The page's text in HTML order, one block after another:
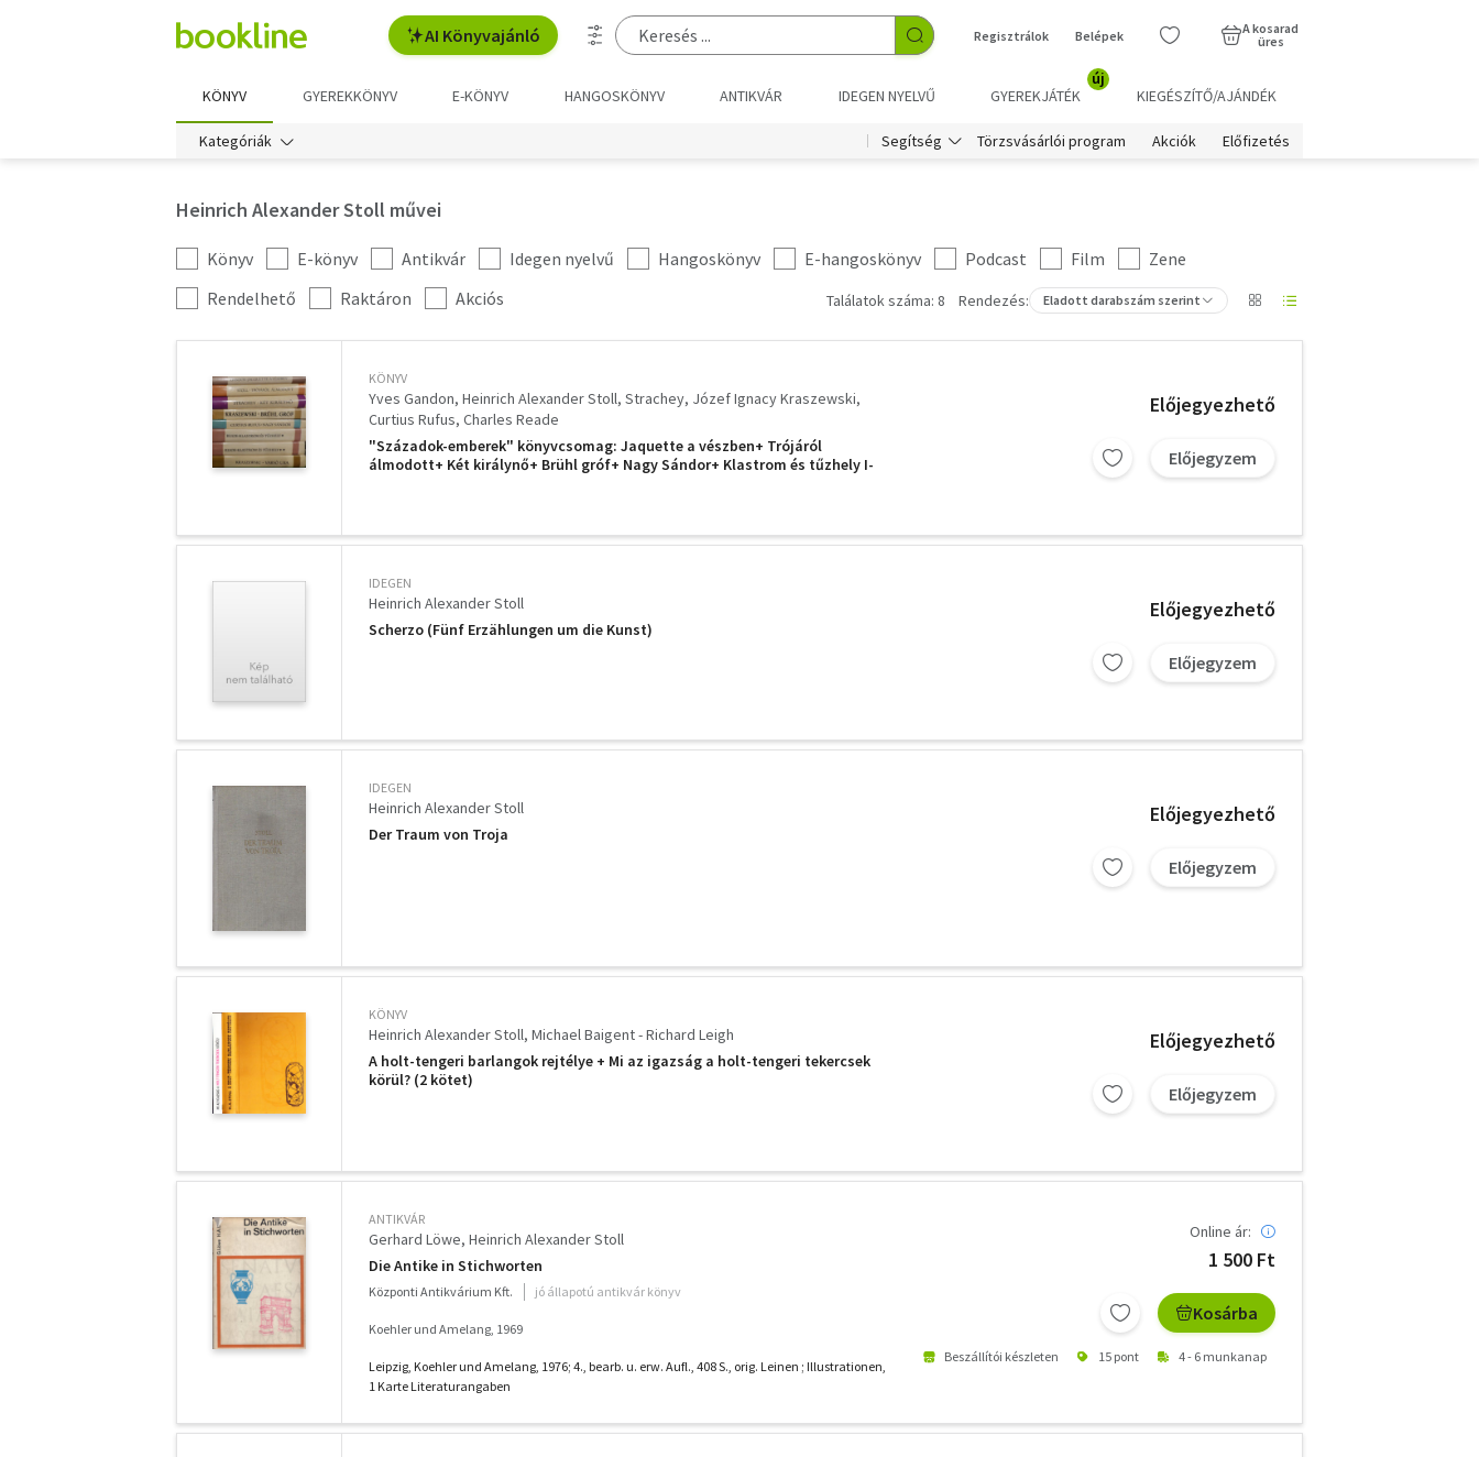
AI Könyvajánló Regisztrálok Belépek
A kosarad
üres
KÖNYV GYEREKKÖNYV E-KÖNYV HANGOSKÖNYV ANTIKVÁR IDEGEN NYELVŰ GYEREKJÁTÉK
új
KIEGÉSZÍTŐ/AJÁNDÉK
Kategóriák Segítség Törzsvásárlói program Akciók Előfizetés
Heinrich Alexander Stoll művei
Kategória
szűrés
Könyv E-könyv Antikvár Idegen nyelvű Hangoskönyv E-hangoskönyv Podcast Film
Zene
További
szűrők
Rendelhető Raktáron Akciós Találatok száma: 8 Rendezés: Eladott darabszám szerint
KÖNYV
Yves Gandon Heinrich Alexander Stoll Strachey Józef Ignacy Kraszewski
Curtius Rufus Charles Reade
"Századok-emberek" könyvcsomag: Jaquette a vészben+ Trójáról
álmodott+ Két királynő+ Brühl gróf+ Nagy Sándor+ Klastrom és tűzhely I-
Előjegyezhető
Előjegyzem
IDEGEN
Heinrich Alexander Stoll
Scherzo (Fünf Erzählungen um die Kunst)
Előjegyezhető
Előjegyzem
IDEGEN
Heinrich Alexander Stoll
Der Traum von Troja
Előjegyezhető
Előjegyzem
KÖNYV
Heinrich Alexander Stoll Michael Baigent - Richard Leigh
A holt-tengeri barlangok rejtélye + Mi az igazság a holt-tengeri tekercsek
körül? (2 kötet)
Előjegyezhető
Előjegyzem
ANTIKVÁR
Gerhard Löwe Heinrich Alexander Stoll
Die Antike in Stichworten
Központi Antikvárium Kft. jó állapotú antikvár könyv
Koehler und Amelang, 1969
Leipzig, Koehler und Amelang, 1976; 4., bearb. u. erw. Aufl., 408 S., orig. Leinen ; Illustrationen,
1 Karte Literaturangaben
Online ár:
1 500 Ft
Kosárba
Beszállítói készleten 15 pont 4 - 6 munkanap